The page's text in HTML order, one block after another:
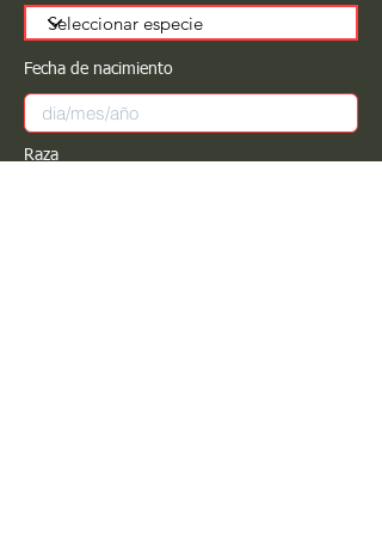
Fecha de nacimiento
Raza